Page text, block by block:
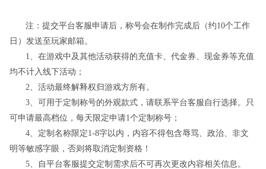
注： 提交平台客服申请后，称号会在制作完成后（约10个工作
日）发送至玩家邮箱。
1、在游戏中及其他活动获得的充值卡、代金券、现金券等充值
均不计入线下活动；
2、活动最终解释权归游戏方所有。
3、可用于定制称号的外观款式，请联系平台客服自行选择。只
可申请最高档位，每天限定申请1个定制称号；
4、定制名称限定1-8字以内，内容不得包含辱骂、政治、非文
明等敏感字眼，否则将取消定制资格！
5、自平台客服提交定制需求后不可再次更改内容相关信息。